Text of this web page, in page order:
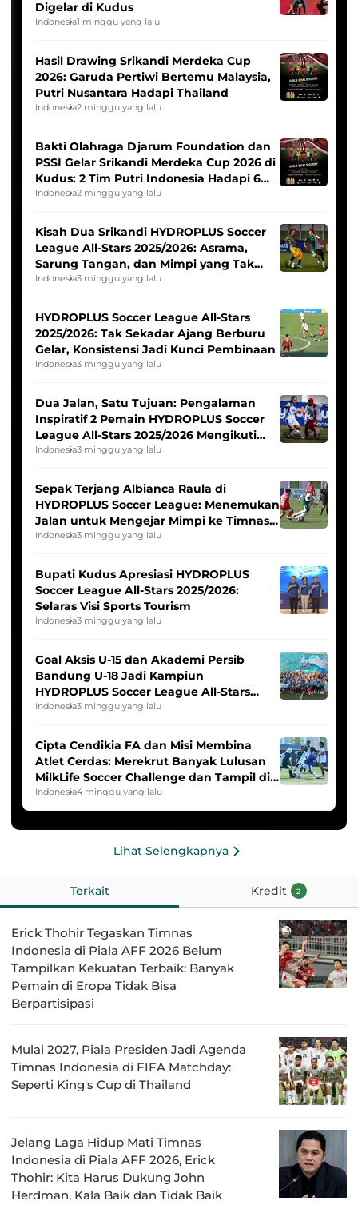
Digelar di Kudus
Indonesia1 minggu yang lalu
Hasil Drawing Srikandi Merdeka Cup
2026: Garuda Pertiwi Bertemu Malaysia,
Putri Nusantara Hadapi Thailand
Indonesia2 minggu yang lalu
Bakti Olahraga Djarum Foundation dan
PSSI Gelar Srikandi Merdeka Cup 2026 di
Kudus: 2 Tim Putri Indonesia Hadapi 6
Tim Asia
Indonesia2 minggu yang lalu
Kisah Dua Srikandi HYDROPLUS Soccer
League All-Stars 2025/2026: Asrama,
Sarung Tangan, dan Mimpi yang Tak
Pernah Padam
Indonesia3 minggu yang lalu
HYDROPLUS Soccer League All-Stars
2025/2026: Tak Sekadar Ajang Berburu
Gelar, Konsistensi Jadi Kunci Pembinaan
Indonesia3 minggu yang lalu
Dua Jalan, Satu Tujuan: Pengalaman
Inspiratif 2 Pemain HYDROPLUS Soccer
League All-Stars 2025/2026 Mengikuti
Seleksi Timnas Indonesia Putri
Indonesia3 minggu yang lalu
Sepak Terjang Albianca Raula di
HYDROPLUS Soccer League: Menemukan
Jalan untuk Mengejar Mimpi ke Timnas
Indonesia Putri
Indonesia3 minggu yang lalu
Bupati Kudus Apresiasi HYDROPLUS
Soccer League All-Stars 2025/2026:
Selaras Visi Sports Tourism
Indonesia3 minggu yang lalu
Goal Aksis U-15 dan Akademi Persib
Bandung U-18 Jadi Kampiun
HYDROPLUS Soccer League All-Stars
2025/2026
Indonesia3 minggu yang lalu
Cipta Cendikia FA dan Misi Membina
Atlet Cerdas: Merekrut Banyak Lulusan
MilkLife Soccer Challenge dan Tampil di
HYDROPLUS Soccer League
Indonesia4 minggu yang lalu
Lihat Selengkapnya
Terkait Kredit 2
Erick Thohir Tegaskan Timnas
Indonesia di Piala AFF 2026 Belum
Tampilkan Kekuatan Terbaik: Banyak
Pemain di Eropa Tidak Bisa
Berpartisipasi
Mulai 2027, Piala Presiden Jadi Agenda
Timnas Indonesia di FIFA Matchday:
Seperti King's Cup di Thailand
Jelang Laga Hidup Mati Timnas
Indonesia di Piala AFF 2026, Erick
Thohir: Kita Harus Dukung John
Herdman, Kala Baik dan Tidak Baik